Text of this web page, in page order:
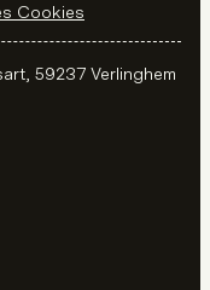
Cookies
59237 Verlinghem